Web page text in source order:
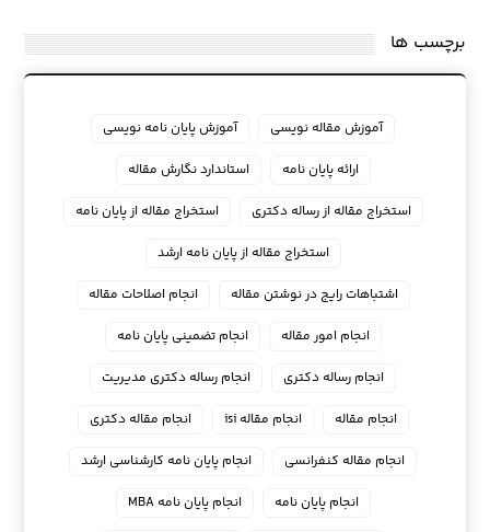
برچسب ها
آموزش مقاله نویسی
آموزش پایان نامه نویسی
ارائه پایان نامه
استاندارد نگارش مقاله
استخراج مقاله از رساله دکتری
استخراج مقاله از پایان نامه
استخراج مقاله از پایان نامه ارشد
اشتباهات رایج در نوشتن مقاله
انجام اصلاحات مقاله
انجام امور مقاله
انجام تضمینی پایان نامه
انجام رساله دکتری
انجام رساله دکتری مدیریت
انجام مقاله
انجام مقاله isi
انجام مقاله دکتری
انجام مقاله کنفرانسی
انجام پايان نامه كارشناسي ارشد
انجام پایان نامه
انجام پایان نامه MBA